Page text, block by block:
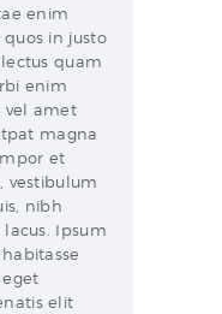
enim
in justo
quam
enim
vel amet
magna
et
vestibulum
nibh
Ipsum
elit